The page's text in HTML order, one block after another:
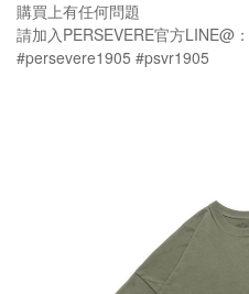
購買上有任何問題
請加入PERSEVERE官方LINE@ ：
#persevere1905 #psvr1905